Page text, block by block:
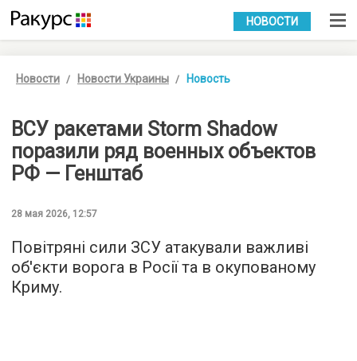
УКР РУС
НОВОСТИ
Новости Новости Украины Новость
ВСУ ракетами Storm Shadow
поразили ряд военных объектов
РФ — Генштаб
28 мая 2026, 12:57
Повітряні сили ЗСУ атакували важливі
об'єкти ворога в Росії та в окупованому
Криму.